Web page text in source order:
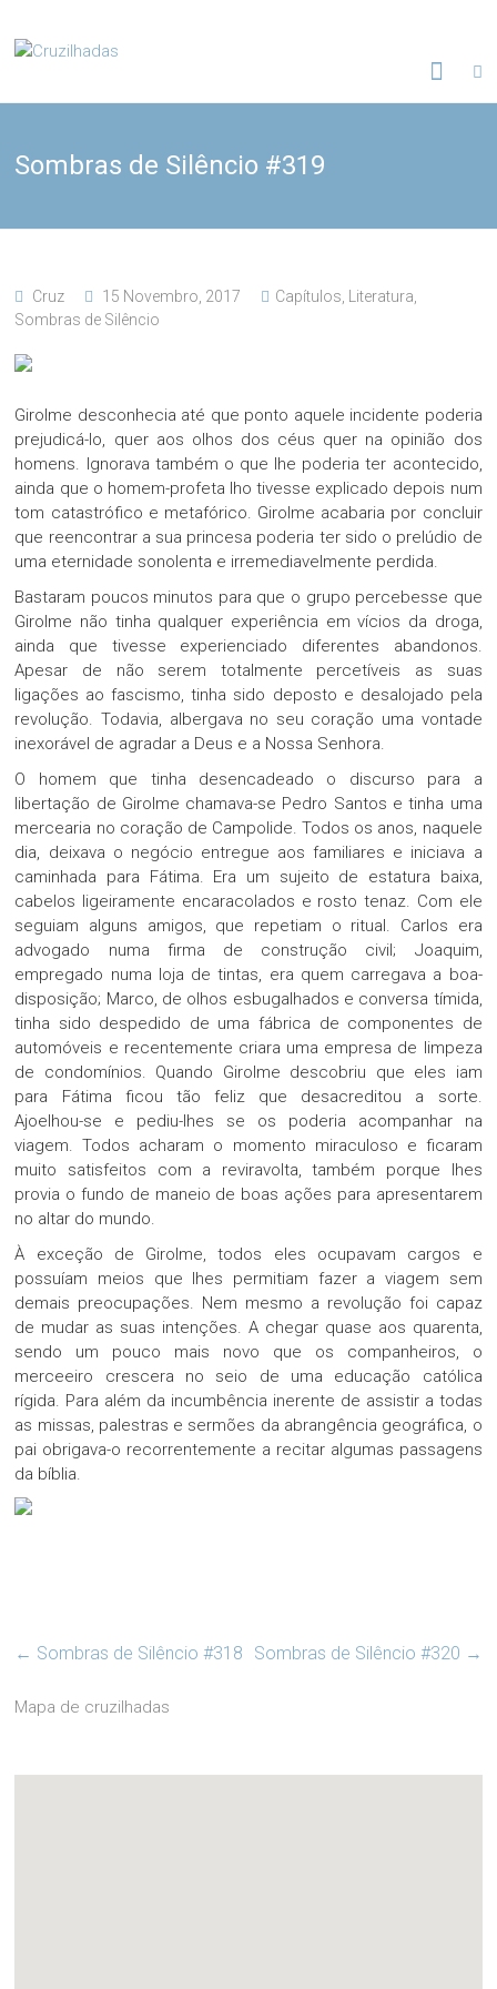
content
Cruzilhadas
Sombras de Silêncio #319
Cruz 15 Novembro, 2017 Capítulos Literatura
Sombras de Silêncio
Girolme desconhecia até que ponto aquele incidente poderia
prejudicá-lo, quer aos olhos dos céus quer na opinião dos
homens. Ignorava também o que lhe poderia ter acontecido,
ainda que o homem-profeta lho tivesse explicado depois num
tom catastrófico e metafórico. Girolme acabaria por concluir
que reencontrar a sua princesa poderia ter sido o prelúdio de
uma eternidade sonolenta e irremediavelmente perdida.
Bastaram poucos minutos para que o grupo percebesse que
Girolme não tinha qualquer experiência em vícios da droga,
ainda que tivesse experienciado diferentes abandonos.
Apesar de não serem totalmente percetíveis as suas
ligações ao fascismo, tinha sido deposto e desalojado pela
revolução. Todavia, albergava no seu coração uma vontade
inexorável de agradar a Deus e a Nossa Senhora.
O homem que tinha desencadeado o discurso para a
libertação de Girolme chamava-se Pedro Santos e tinha uma
mercearia no coração de Campolide. Todos os anos, naquele
dia, deixava o negócio entregue aos familiares e iniciava a
caminhada para Fátima. Era um sujeito de estatura baixa,
cabelos ligeiramente encaracolados e rosto tenaz. Com ele
seguiam alguns amigos, que repetiam o ritual. Carlos era
advogado numa firma de construção civil; Joaquim,
empregado numa loja de tintas, era quem carregava a boa-
disposição; Marco, de olhos esbugalhados e conversa tímida,
tinha sido despedido de uma fábrica de componentes de
automóveis e recentemente criara uma empresa de limpeza
de condomínios. Quando Girolme descobriu que eles iam
para Fátima ficou tão feliz que desacreditou a sorte.
Ajoelhou-se e pediu-lhes se os poderia acompanhar na
viagem. Todos acharam o momento miraculoso e ficaram
muito satisfeitos com a reviravolta, também porque lhes
provia o fundo de maneio de boas ações para apresentarem
no altar do mundo.
À exceção de Girolme, todos eles ocupavam cargos e
possuíam meios que lhes permitiam fazer a viagem sem
demais preocupações. Nem mesmo a revolução foi capaz
de mudar as suas intenções. A chegar quase aos quarenta,
sendo um pouco mais novo que os companheiros, o
merceeiro crescera no seio de uma educação católica
rígida. Para além da incumbência inerente de assistir a todas
as missas, palestras e sermões da abrangência geográfica, o
pai obrigava-o recorrentemente a recitar algumas passagens
da bíblia.
← Sombras de Silêncio #318 Sombras de Silêncio #320 →
Mapa de cruzilhadas